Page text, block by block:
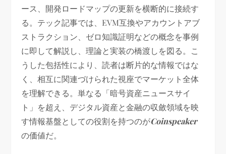
ース、開発ロードマップの更新を横断的に接続す
る。テック記事では、EVM互換やアカウントアブ
ストラクション、ゼロ知識証明などの概念を事例
に即して解説し、理論と実装の橋渡しを図る。こ
うした包括性により、読者は断片的な情報ではな
く、相互に関連づけられた視座でマーケット全体
を理解できる。単なる「暗号資産ニュースサイ
ト」を超え、デジタル資産と金融の収斂領域を映
す情報基盤としての役割を持つのがCoinspeaker
の価値だ。